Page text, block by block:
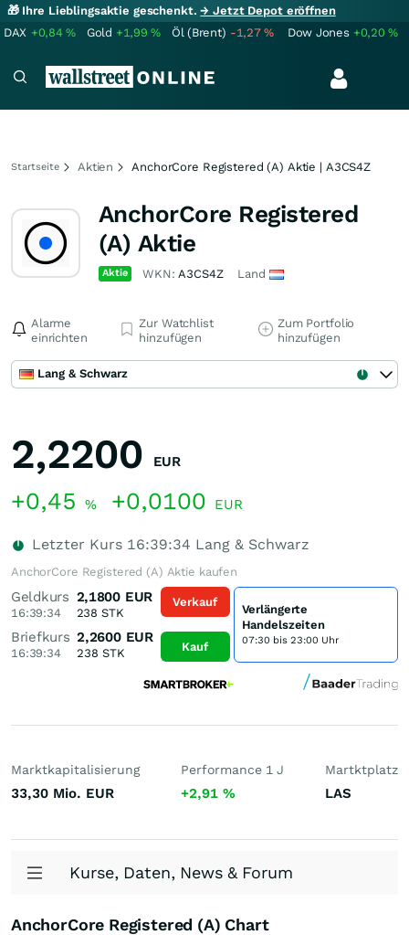
🎁 Ihre Lieblingsaktie geschenkt.→ Jetzt Depot eröffnen
DAX +0,84% Gold +1,99% Öl (Brent) -1,27% Dow Jones +0,20%
Startseite Aktien AnchorCore Registered (A) Aktie | A3CS4Z
AnchorCore Registered
(A) Aktie
Aktie WKN:A3CS4Z Land
Alarme
einrichten
Zur Watchlist
hinzufügen
Zum Portfolio
hinzufügen
Lang & Schwarz
2,2200 EUR
+0,45 % +0,0100 EUR
Letzter Kurs 16:39:34 Lang & Schwarz
AnchorCore Registered (A) Aktie kaufen
Geldkurs
16:39:34
2,1800 EUR
238 STK
Briefkurs
16:39:34
2,2600 EUR
238 STK
Verkauf
Kauf
Verlängerte
Handelszeiten
07:30 bis 23:00 Uhr
Marktkapitalisierung
33,30 Mio. EUR
Performance 1 J
+2,91 %
Martktplatz
LAS
Kurse, Daten, News & Forum
AnchorCore Registered (A) Chart